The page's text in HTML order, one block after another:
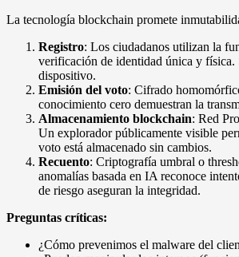
La tecnología blockchain promete
Registro: Los ciudadanos utilizan la
verificación de identidad única y
dispositivo.
Emisión del voto: Cifrado
conocimiento cero demuestran la
Almacenamiento blockchain: Red
Un explorador públicamente visible
voto está almacenado sin cambios.
Recuento: Criptografía umbral o
anomalías basada en IA reconoce
de riesgo aseguran la integridad.
Preguntas críticas:
¿Cómo prevenimos el malware del